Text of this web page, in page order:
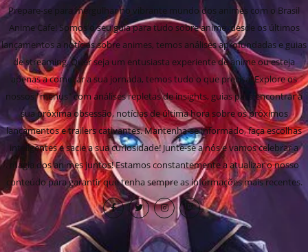
Prepare-se para mergulhar no vibrante mundo dos animes com o Brasil
Anime Cafe! Somos o seu guia para tudo sobre anime, desde os últimos
lançamentos a notícias sobre animes, temos análises aprofundadas e guias
de streaming. Quer seja um entusiasta experiente de anime ou esteja
apenas a começar a sua jornada, temos tudo o que precisa! Explore os
nossos "menus" com análises repletas de insights, guias para encontrar a
sua próxima obsessão, notícias de última hora sobre os próximos
lançamentos e trailers cativantes. Mantenha-se informado, faça escolhas
inteligentes e sacie a sua curiosidade! Junte-se a nós e vamos celebrar a
magia dos animes juntos! Estamos constantemente a atualizar o nosso
conteúdo para garantir que tenha sempre as informações mais recentes.